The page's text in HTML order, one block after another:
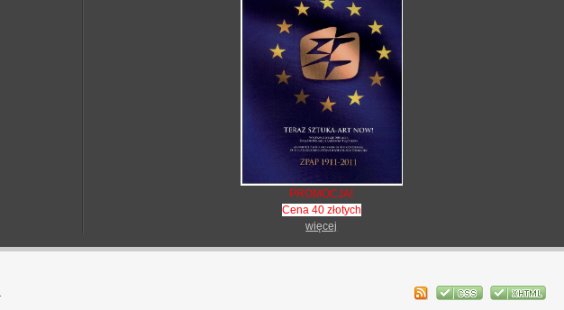
PROMOCJA!
Cena 40 złotych
więcej